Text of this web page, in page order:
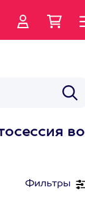
во
Фильтры